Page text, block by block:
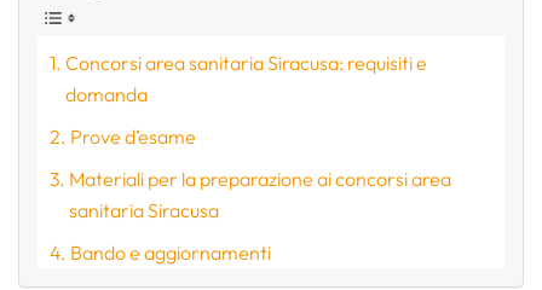
Concorsi area sanitaria Siracusa: requisiti e
domanda
Prove d’esame
Materiali per la preparazione ai concorsi area
sanitaria Siracusa
Bando e aggiornamenti